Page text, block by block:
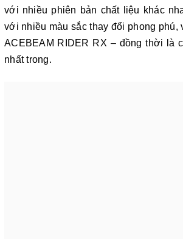
với nhiều phiên bản chất liệu khác
với nhiều màu sắc thay đổi phong phú,
ACEBEAM RIDER RX – đồng thời là
nhất trong.